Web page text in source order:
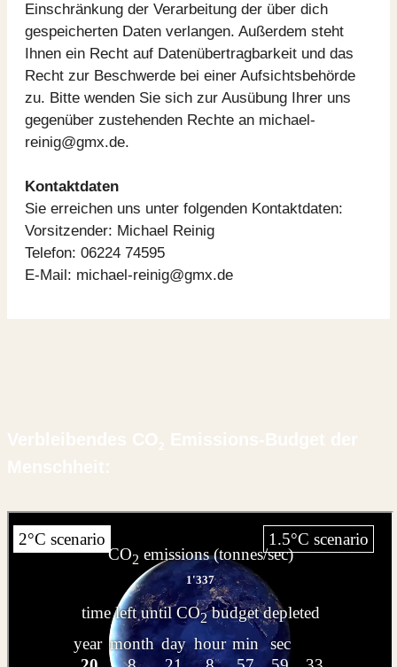
Einschränkung der Verarbeitung der über dich
gespeicherten Daten verlangen. Außerdem steht
Ihnen ein Recht auf Datenübertragbarkeit und das
Recht zur Beschwerde bei einer Aufsichtsbehörde
zu. Bitte wenden Sie sich zur Ausübung Ihrer uns
gegenüber zustehenden Rechte an michael-
reinig@gmx.de.
Kontaktdaten
Sie erreichen uns unter folgenden Kontaktdaten:
Vorsitzender: Michael Reinig
Telefon: 06224 74595
E-Mail: michael-reinig@gmx.de